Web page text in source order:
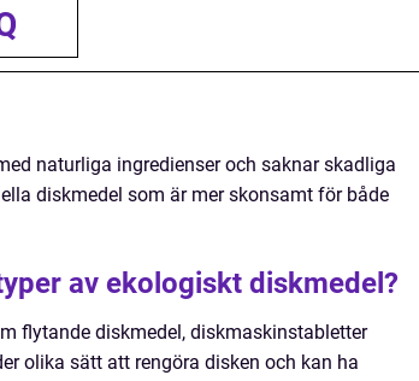
naturliga ingredienser och saknar skadliga
diskmedel som är mer skonsamt för både
av ekologiskt diskmedel?
flytande diskmedel, diskmaskinstabletter
olika sätt att rengöra disken och kan ha